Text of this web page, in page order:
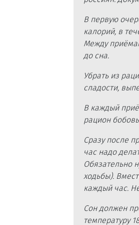
В первую
калорий, в
Между
до сна.
Убрать из
сладости,
В каждый
рацион
Сразу после
час надо
Обязательно
ходьбы).
каждый час.
Сон должен
температуру